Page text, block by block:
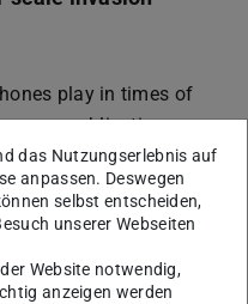
play in times of
publication
modern warfare,
Our article shows how
civil society after
into #resilience
logistics.
das Nutzungserlebnis auf
anpassen. Deswegen
selbst entscheiden,
unserer Webseiten
Website notwendig,
anzeigen werden